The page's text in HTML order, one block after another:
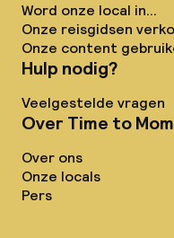
Word onze local in...
Onze reisgidsen
Onze content
Hulp nodig?
Veelgestelde vragen
Over Time to
Over ons
Onze locals
Pers